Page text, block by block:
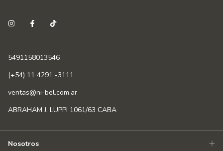
5491158013546
(+54) 11 4291 -3111
ventas@ni-bel.com.ar
ABRAHAM J. LUPPI 1061/63 CABA
Nosotros